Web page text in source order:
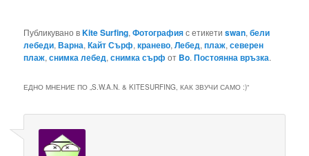
Публикувано вKite Surfing,Фотографияс етикетиswan,бели
лебеди,Варна,Кайт Сърф,кранево,Лебед,плаж,северен
плаж,снимка лебед,снимка сърф от Bo.Постоянна връзка.
ЕДНО МНЕНИЕ ПО „S.W.A.N. & KITESURFING, КАК ЗВУЧИ САМО :)“